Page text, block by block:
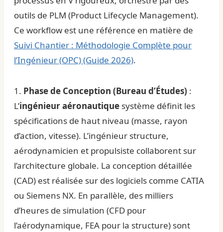
outils de PLM (Product Lifecycle Management).
Ce workflow est une référence en matière de
Suivi Chantier : Méthodologie Complète pour
l’Ingénieur (OPC) (Guide 2026).
1. Phase de Conception (Bureau d’Études) :
L’ingénieur aéronautique système définit les
spécifications de haut niveau (masse, rayon
d’action, vitesse). L’ingénieur structure,
aérodynamicien et propulsiste collaborent sur
l’architecture globale. La conception détaillée
(CAD) est réalisée sur des logiciels comme CATIA
ou Siemens NX. En parallèle, des milliers
d’heures de simulation (CFD pour
l’aérodynamique, FEA pour la structure) sont